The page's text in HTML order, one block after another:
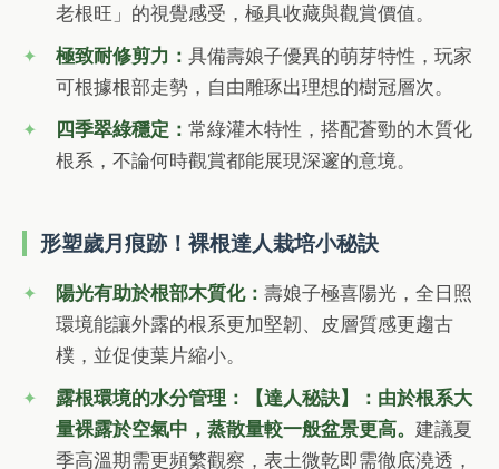
老根旺」的視覺感受，極具收藏與觀賞價值。
極致耐修剪力：具備壽娘子優異的萌芽特性，玩家
可根據根部走勢，自由雕琢出理想的樹冠層次。
四季翠綠穩定：常綠灌木特性，搭配蒼勁的木質化
根系，不論何時觀賞都能展現深邃的意境。
形塑歲月痕跡！裸根達人栽培小秘訣
陽光有助於根部木質化：壽娘子極喜陽光，全日照
環境能讓外露的根系更加堅韌、皮層質感更趨古
樸，並促使葉片縮小。
露根環境的水分管理：
【達人秘訣】：由於根系大
量裸露於空氣中，蒸散量較一般盆景更高。建議夏
季高溫期需更頻繁觀察，表土微乾即需徹底澆透，